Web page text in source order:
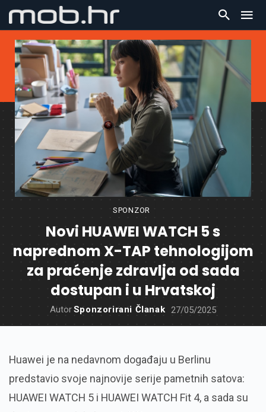
SPONZOR
Novi HUAWEI WATCH 5 s
naprednom X-TAP tehnologijom
za praćenje zdravlja od sada
dostupan i u Hrvatskoj
AutorSponzorirani Članak 27/05/2025
Huawei je na nedavnom događaju u Berlinu
predstavio svoje najnovije serije pametnih satova:
HUAWEI WATCH 5 i HUAWEI WATCH Fit 4, a sada su